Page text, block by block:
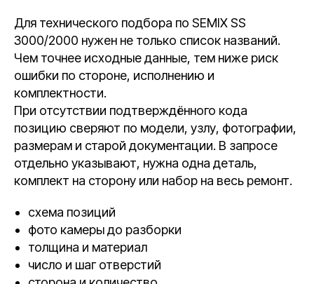
Для технического подбора по SEMIX SS
3000/2000 нужен не только список названий.
Чем точнее исходные данные, тем ниже риск
ошибки по стороне, исполнению и
комплектности.
При отсутствии подтверждённого кода
позицию сверяют по модели, узлу, фотографии,
размерам и старой документации. В запросе
отдельно указывают, нужна одна деталь,
комплект на сторону или набор на весь ремонт.
схема позиций
фото камеры до разборки
толщина и материал
число и шаг отверстий